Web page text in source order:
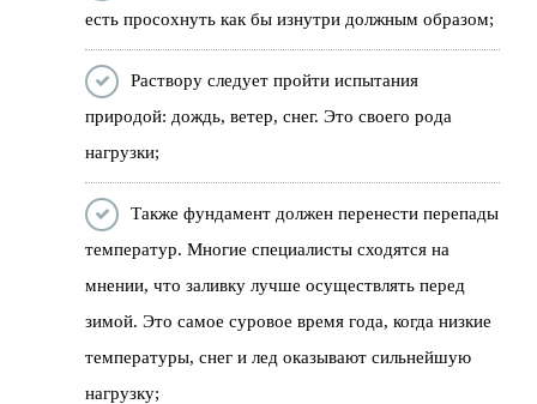
есть просохнуть как бы изнутри должным образом;
Раствору следует пройти испытания
природой: дождь, ветер, снег. Это своего рода
нагрузки;
Также фундамент должен перенести перепады
температур. Многие специалисты сходятся на
мнении, что заливку лучше осуществлять перед
зимой. Это самое суровое время года, когда низкие
температуры, снег и лед оказывают сильнейшую
нагрузку;